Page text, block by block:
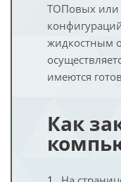
ТОПовых или
жидкостным
имеются
Как